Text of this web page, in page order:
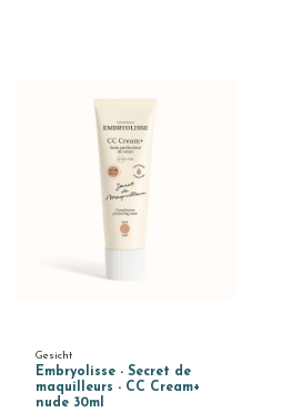
Gesicht
Embryolisse - Secret de
maquilleurs - CC Cream+
nude 30ml